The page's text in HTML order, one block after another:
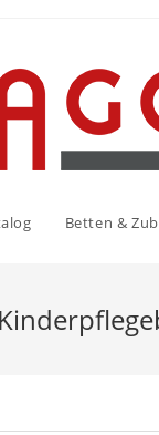
Betten &